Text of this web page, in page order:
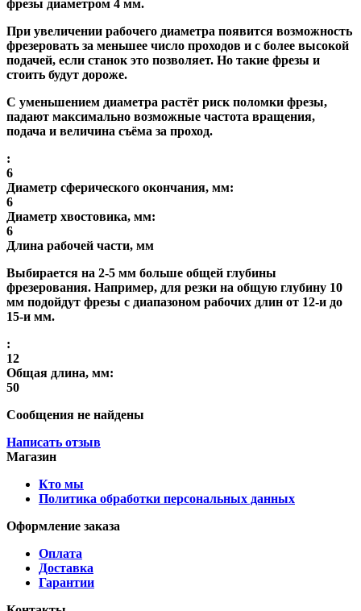
фрезы диаметром 4 мм.
При увеличении рабочего диаметра появится возможность
фрезеровать за меньшее число проходов и с более высокой
подачей, если станок это позволяет. Но такие фрезы и
стоить будут дороже.
С уменьшением диаметра растёт риск поломки фрезы,
падают максимально возможные частота вращения,
подача и величина съёма за проход.
:
6
Диаметр сферического окончания, мм:
6
Диаметр хвостовика, мм:
6
Длина рабочей части, мм
Выбирается на 2-5 мм больше общей глубины
фрезерования. Например, для резки на общую глубину 10
мм подойдут фрезы с диапазоном рабочих длин от 12-и до
15-и мм.
:
12
Общая длина, мм:
50
Сообщения не найдены
Написать отзыв
Магазин
Кто мы
Политика обработки персональных данных
Оформление заказа
Оплата
Доставка
Гарантии